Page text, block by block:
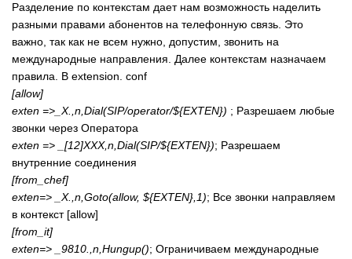
Разделение по контекстам дает нам возможность наделить
разными правами абонентов на телефонную связь. Это
важно, так как не всем нужно, допустим, звонить на
международные направления. Далее контекстам назначаем
правила. В extension. conf
[allow]
exten =>_X.,n,Dial(SIP/operator/${EXTEN}) ; Разрешаем любые
звонки через Оператора
exten => _[12]XXX,n,Dial(SIP/${EXTEN}); Разрешаем
внутренние соединения
[from_chef]
exten=> _X.,n,Goto(allow, ${EXTEN},1); Все звонки направляем
в контекст [allow]
[from_it]
exten=> _9810.,n,Hungup(); Ограничиваем международные